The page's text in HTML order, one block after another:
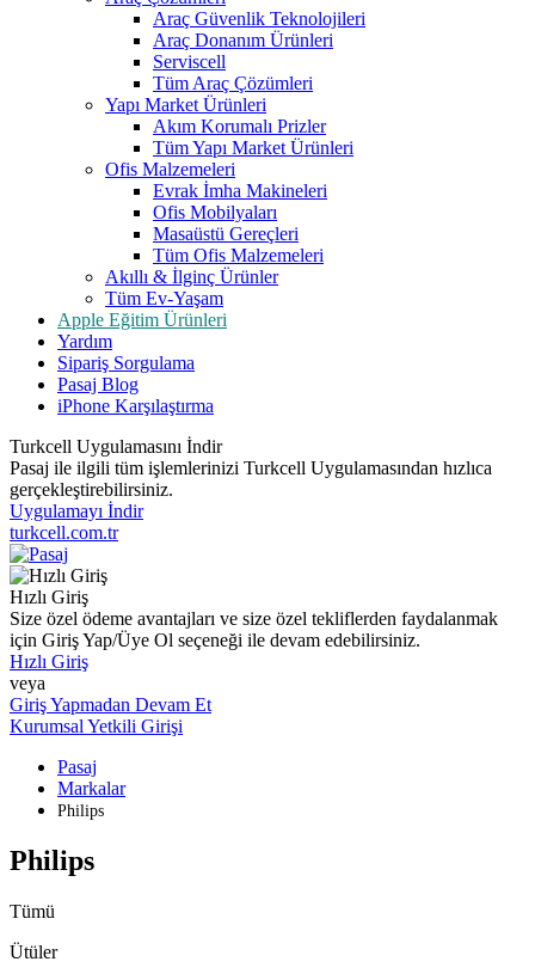
Araç Güvenlik Teknolojileri
Araç Donanım Ürünleri
Serviscell
Tüm Araç Çözümleri
Yapı Market Ürünleri
Akım Korumalı Prizler
Tüm Yapı Market Ürünleri
Ofis Malzemeleri
Evrak İmha Makineleri
Ofis Mobilyaları
Masaüstü Gereçleri
Tüm Ofis Malzemeleri
Akıllı & İlginç Ürünler
Tüm Ev-Yaşam
Apple Eğitim Ürünleri
Yardım
Sipariş Sorgulama
Pasaj Blog
iPhone Karşılaştırma
Turkcell Uygulamasını İndir
Pasaj ile ilgili tüm işlemlerinizi Turkcell Uygulamasından hızlıca
gerçekleştirebilirsiniz.
Uygulamayı İndir
turkcell.com.tr
Hızlı Giriş
Size özel ödeme avantajları ve size özel tekliflerden faydalanmak
için Giriş Yap/Üye Ol seçeneği ile devam edebilirsiniz.
Hızlı Giriş
veya
Giriş Yapmadan Devam Et
Kurumsal Yetkili Girişi
Pasaj
Markalar
Philips
Philips
Tümü
Ütüler